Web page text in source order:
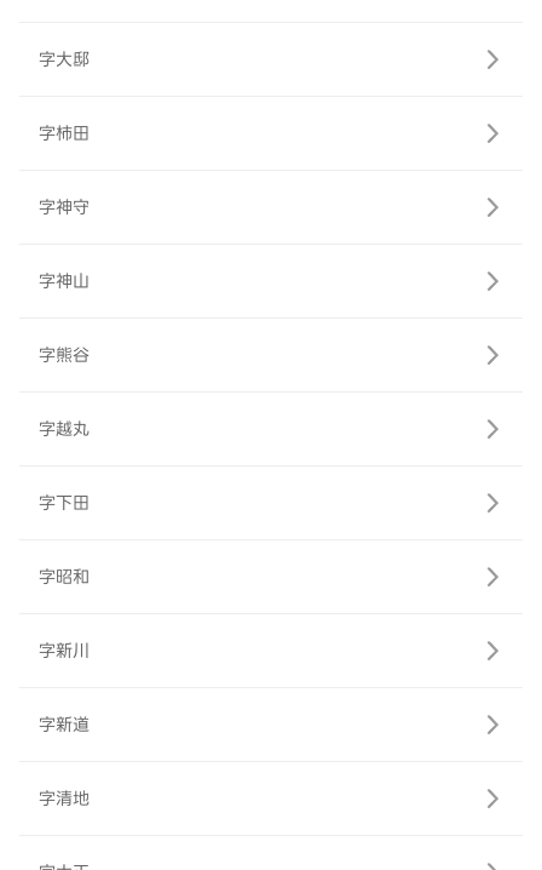
字大邸
字柿田
字神守
字神山
字熊谷
字越丸
字下田
字昭和
字新川
字新道
字清地